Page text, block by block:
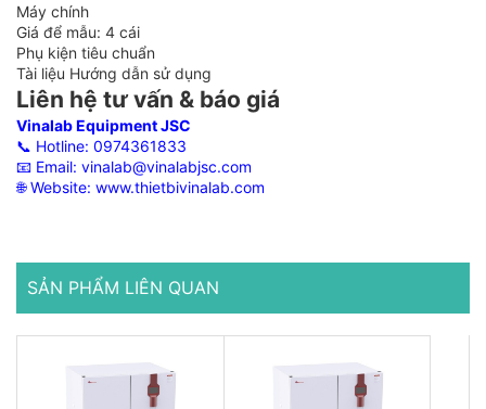
Máy chính
Giá để mẫu: 4 cái
Phụ kiện tiêu chuẩn
Tài liệu Hướng dẫn sử dụng
Liên hệ tư vấn & báo giá
Vinalab Equipment JSC
📞 Hotline: 0974361833
📧 Email: vinalab@vinalabjsc.com
🌐 Website: www.thietbivinalab.com
SẢN PHẨM LIÊN QUAN